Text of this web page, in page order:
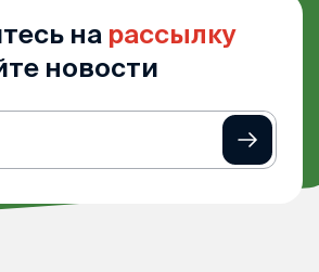
на рассылку
новости